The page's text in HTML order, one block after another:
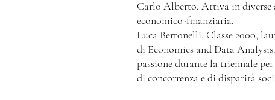
Carlo Alberto. Attiva in diverse
economico-finanziaria.
Luca Bertonelli. Classe 2000,
di Economics and Data
passione durante la triennale
di concorrenza e di disparità